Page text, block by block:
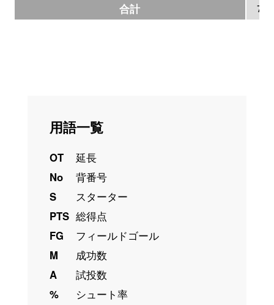
合計 71
用語一覧
OT
延長
No
背番号
S
スターター
PTS 総得点
FG
フィールドゴール
M
成功数
A
試投数
%
シュート率